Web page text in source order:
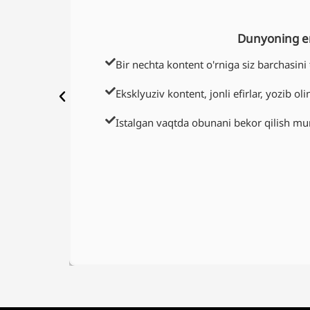
Dunyoning
Bir nechta kontent o'rniga siz
Eksklyuziv kontent, jonli efirlar, yozib
Istalgan vaqtda obunani bekor qilish